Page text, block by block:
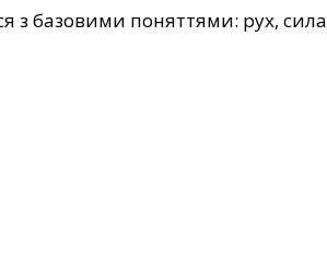
з базовими поняттями: рух,